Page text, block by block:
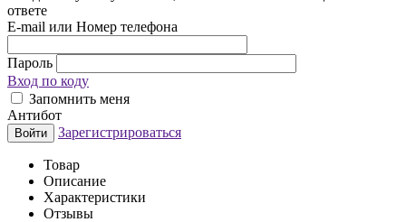
ответе
E-mail или Номер телефона
Пароль
Вход по коду
Запомнить меня
Антибот
Войти Зарегистрироваться
Товар
Описание
Характеристики
Отзывы